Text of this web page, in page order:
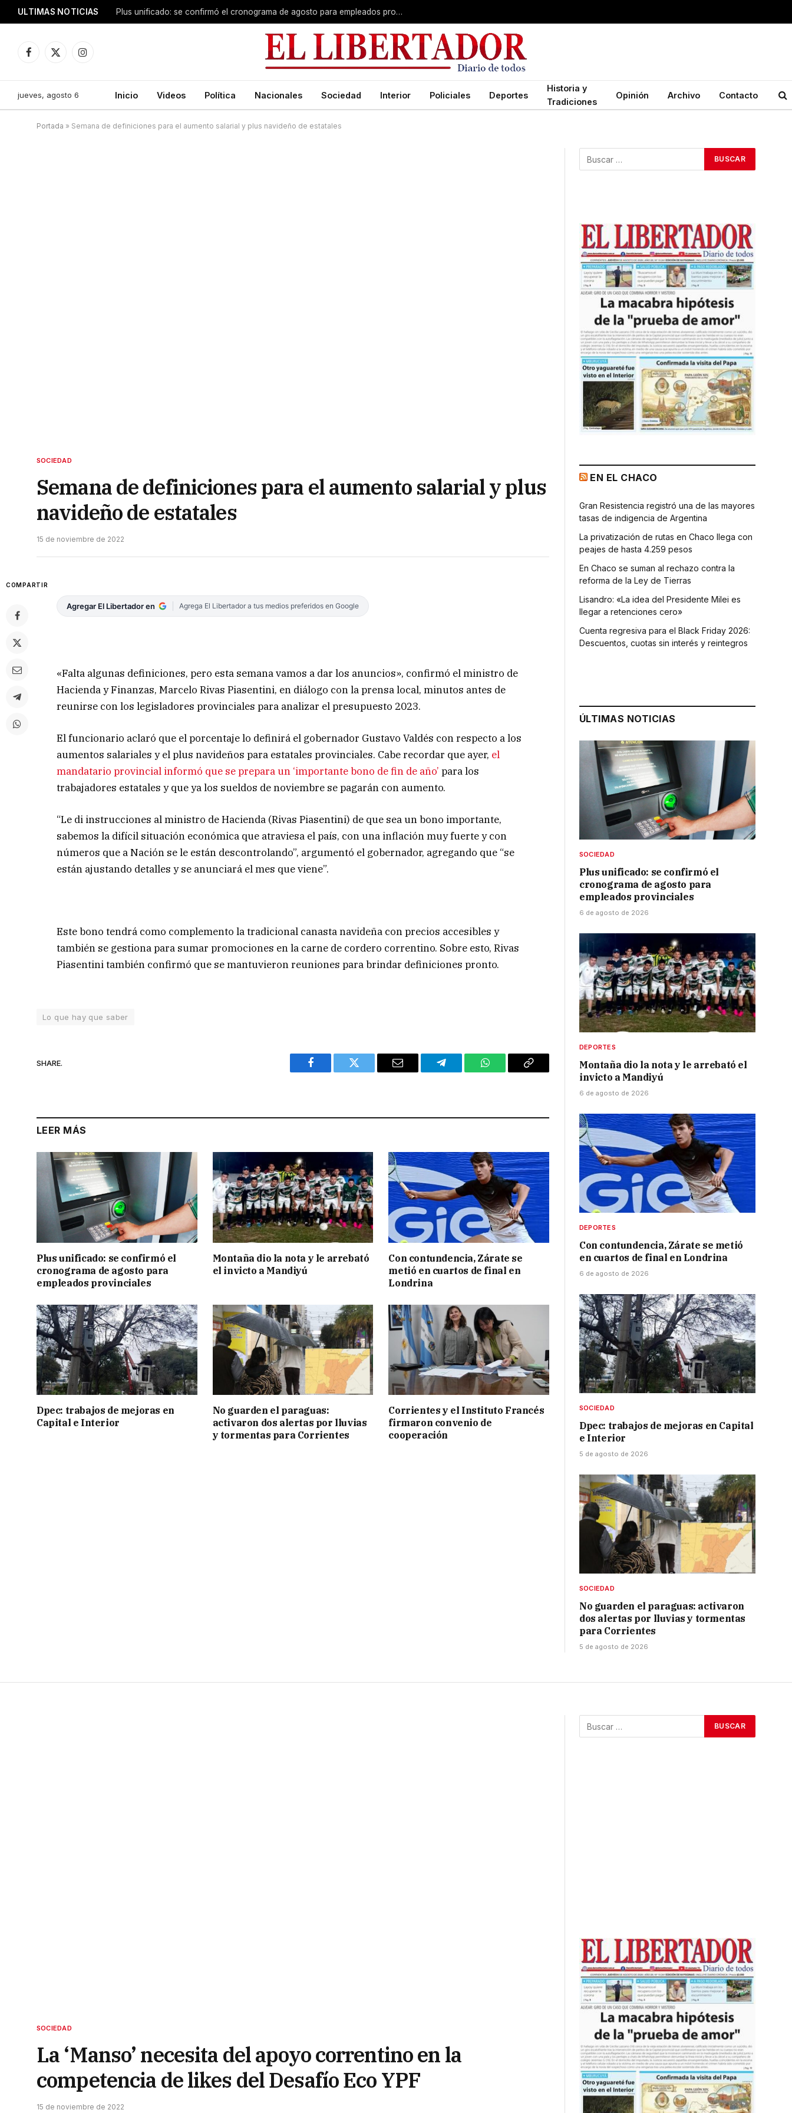
ULTIMAS NOTICIAS Plus unificado: se confirmó el cronograma de agosto para empleados provinciales
Facebook
X
Instagram
jueves, agosto 6 Inicio Videos Política Nacionales Sociedad Interior Policiales Deportes
Historia y
Tradiciones
Opinión Archivo Contacto
Portada » Semana de definiciones para el aumento salarial y plus navideño de estatales
SOCIEDAD
Semana de definiciones para el aumento salarial y plus
navideño de estatales
15 de noviembre de 2022
COMPARTIR
Agregar El Libertador en Agrega El Libertador a tus medios preferidos en Google
«Falta algunas definiciones, pero esta semana vamos a dar los anuncios», confirmó el ministro de
Hacienda y Finanzas, Marcelo Rivas Piasentini, en diálogo con la prensa local, minutos antes de
reunirse con los legisladores provinciales para analizar el presupuesto 2023.
El funcionario aclaró que el porcentaje lo definirá el gobernador Gustavo Valdés con respecto a los
aumentos salariales y el plus navideños para estatales provinciales. Cabe recordar que ayer, el
mandatario provincial informó que se prepara un ‘importante bono de fin de año’ para los
trabajadores estatales y que ya los sueldos de noviembre se pagarán con aumento.
“Le di instrucciones al ministro de Hacienda (Rivas Piasentini) de que sea un bono importante,
sabemos la difícil situación económica que atraviesa el país, con una inflación muy fuerte y con
números que a Nación se le están descontrolando”, argumentó el gobernador, agregando que “se
están ajustando detalles y se anunciará el mes que viene”.
Este bono tendrá como complemento la tradicional canasta navideña con precios accesibles y
también se gestiona para sumar promociones en la carne de cordero correntino. Sobre esto, Rivas
Piasentini también confirmó que se mantuvieron reuniones para brindar definiciones pronto.
Lo que hay que saber
SHARE.
Facebook Twitter Email Telegram WhatsAppCopy
LEER MÁS
Plus unificado: se confirmó el
cronograma de agosto para
empleados provinciales
Montaña dio la nota y le arrebató
el invicto a Mandiyú
Con contundencia, Zárate se
metió en cuartos de final en
Londrina
Dpec: trabajos de mejoras en
Capital e Interior
No guarden el paraguas:
activaron dos alertas por lluvias
y tormentas para Corrientes
Corrientes y el Instituto Francés
firmaron convenio de
cooperación
EN EL CHACO
Gran Resistencia registró una de las mayores
tasas de indigencia de Argentina
La privatización de rutas en Chaco llega con
peajes de hasta 4.259 pesos
En Chaco se suman al rechazo contra la
reforma de la Ley de Tierras
Lisandro: «La idea del Presidente Milei es
llegar a retenciones cero»
Cuenta regresiva para el Black Friday 2026:
Descuentos, cuotas sin interés y reintegros
ÚLTIMAS NOTICIAS
SOCIEDAD
Plus unificado: se confirmó el
cronograma de agosto para
empleados provinciales
6 de agosto de 2026
DEPORTES
Montaña dio la nota y le arrebató el
invicto a Mandiyú
6 de agosto de 2026
DEPORTES
Con contundencia, Zárate se metió
en cuartos de final en Londrina
6 de agosto de 2026
SOCIEDAD
Dpec: trabajos de mejoras en Capital
e Interior
5 de agosto de 2026
SOCIEDAD
No guarden el paraguas: activaron
dos alertas por lluvias y tormentas
para Corrientes
5 de agosto de 2026
SOCIEDAD
La ‘Manso’ necesita del apoyo correntino en la
competencia de likes del Desafío Eco YPF
15 de noviembre de 2022